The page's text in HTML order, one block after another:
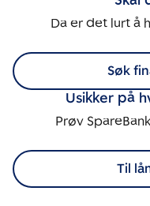
Da er det lurt å
Søk
Usikker på
Prøv
Til